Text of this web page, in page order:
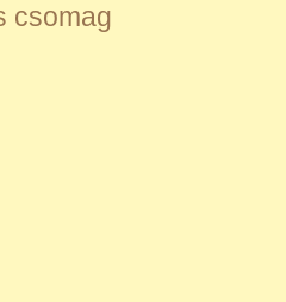
csomag